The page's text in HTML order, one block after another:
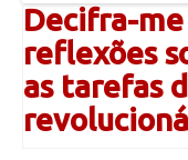
Decifra-
reflexões
as tarefas